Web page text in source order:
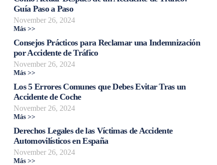
Guía Paso a Paso
November 26, 2024
Más >>
Consejos Prácticos para Reclamar una Indemnización
por Accidente de Tráfico
November 26, 2024
Más >>
Los 5 Errores Comunes que Debes Evitar Tras un
Accidente de Coche
November 26, 2024
Más >>
Derechos Legales de las Víctimas de Accidente
Automovilísticos en España
November 26, 2024
Más >>